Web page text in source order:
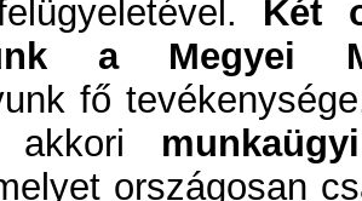
Két
a Megyei
fő
országosan